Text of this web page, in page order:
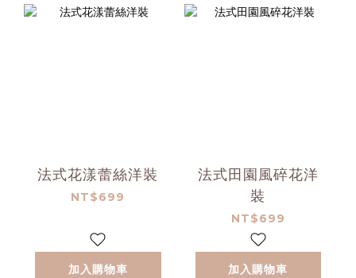
法式花漾蕾絲洋裝
NT$699
加入購物車
法式田園風碎花洋
裝
NT$699
加入購物車